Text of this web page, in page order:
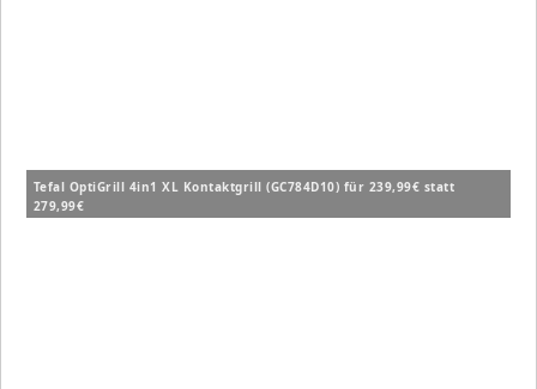
Tefal OptiGrill 4in1 XL Kontaktgrill (GC784D10) für 239,99€ statt
279,99€